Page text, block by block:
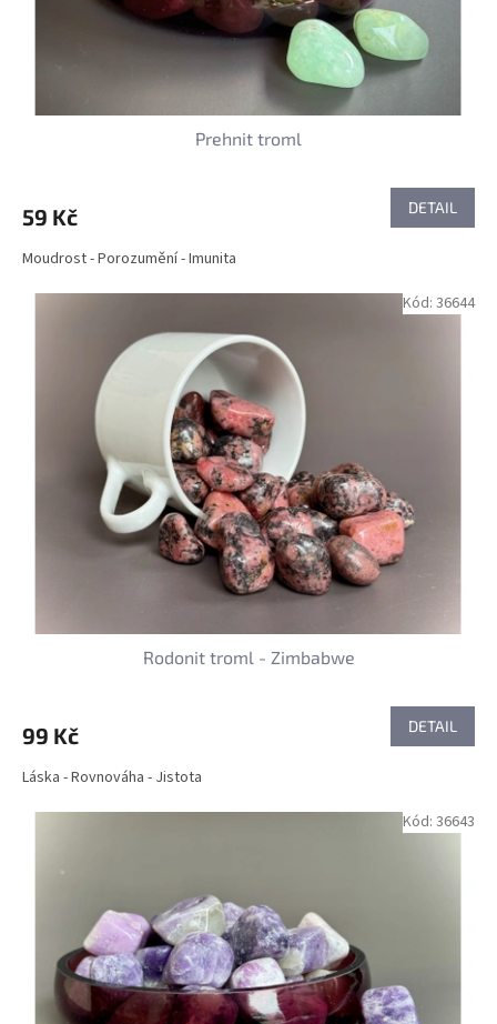
Prehnit troml
59 Kč DETAIL
Moudrost - Porozumění - Imunita
Rodonit troml - Zimbabwe
99 Kč DETAIL
Láska - Rovnováha - Jistota
Kód: 36644
Kód: 36643